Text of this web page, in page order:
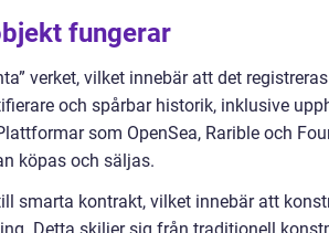
fungerar
verket, vilket innebär att det
och spårbar historik, inklusive
som OpenSea, Rarible och
köpas och säljas.
smarta kontrakt, vilket innebär att